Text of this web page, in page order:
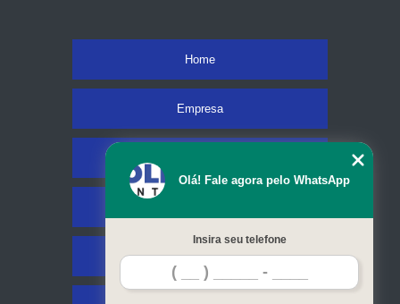
Home
Empresa
Contato
Olá! Fale agora pelo WhatsApp
Insira seu telefone